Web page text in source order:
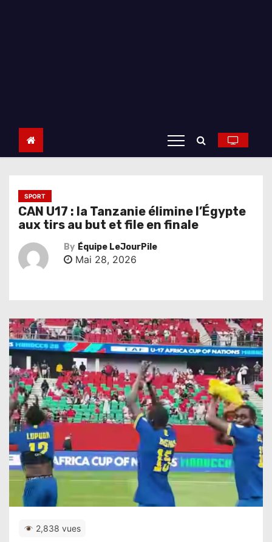
SPORT
CAN U17 : la Tanzanie élimine l’Égypte
aux tirs au but et file en finale
By Équipe LeJourPile
Mai 28, 2026
2,838 vues